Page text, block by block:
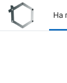
Перейти до
На